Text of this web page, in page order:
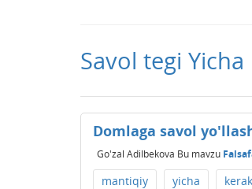
Savol tegi Yicha
Domlaga savol
Go'zal Adilbekova Bu mavzu
mantiqiy yicha kerak